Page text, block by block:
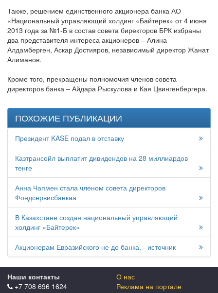
Также, решением единственного акционера банка АО
«Национальный управляющий холдинг «Байтерек» от 4 июня
2013 года за №1-Б в состав совета биректоров БРК избраны
два представителя интереса акционеров – Алина
Алдамберген, Аскар Достияров, независимый директор Жанат
Алиманов.
Кроме того, прекращены полномочия членов совета
директоров банка – Айдара Рыскулова и Кая Цвингенбергера.
ПОХОЖИЕ ПУБЛИКАЦИИ
Президент KASE подал в отставку
Казтрансойл выплатит дивидендов на 28 миллиардов
тенге
Анна Чапмен стала членом совета директоров
Фондсервисбанкаа
В Казахстане создан национальный управляющий
холдинг «Байтерек»
Акционерам Евразийского не до банка, - источник
Наши контакты
+7 708 696 1624
О нас
Реклама на портале